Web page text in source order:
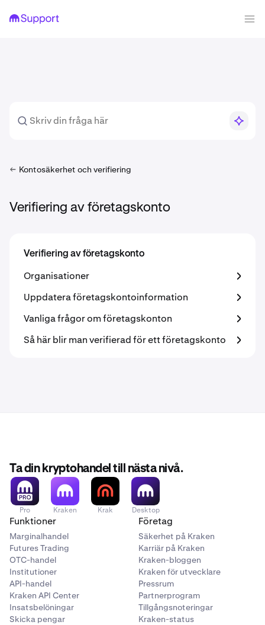
Kontosäkerhet och verifiering
Verifiering av företagskonto
Verifiering av företagskonto
Organisationer
Uppdatera företagskontoinformation
Vanliga frågor om företagskonton
Så här blir man verifierad för ett företagskonto
Ta din kryptohandel till nästa nivå.
Pro Kraken Krak Desktop
Funktioner
Marginalhandel
Futures Trading
OTC-handel
Institutioner
API-handel
Kraken API Center
Insatsbelöningar
Skicka pengar
Företag
Säkerhet på Kraken
Karriär på Kraken
Kraken-bloggen
Kraken för utvecklare
Pressrum
Partnerprogram
Tillgångsnoteringar
Kraken-status